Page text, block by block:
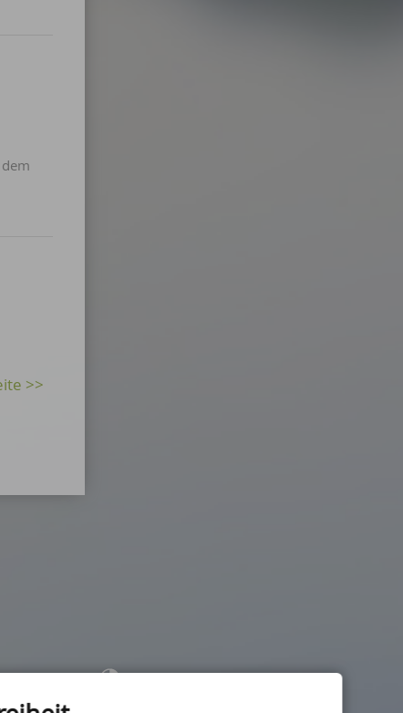
Kontrast